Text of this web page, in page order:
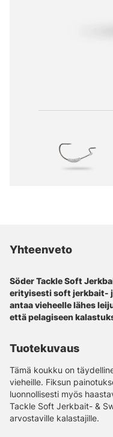
Yhteenveto
Söder Tackle Soft
erityisesti soft jerkbait-
antaa vieheelle lähes
että pelagiseen
Tuotekuvaus
Tämä koukku on
vieheille. Fiksun
luonnollisesti myös
Tackle Soft Jerkbait- &
arvostaville kalastajille.